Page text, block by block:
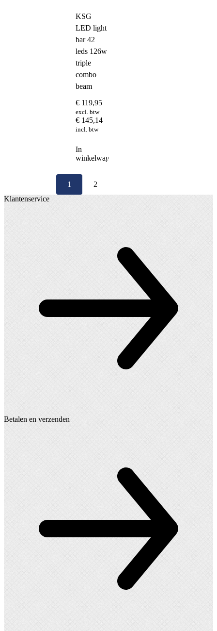
KSG
LED light
bar 42
leds 126w
triple
combo
beam
€ 119,95
excl. btw
€ 145,14
incl. btw
In
winkelwagen
1
2
Klantenservice
Betalen en verzenden